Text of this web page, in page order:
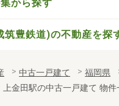
から探す
筑豊鉄道)の不動産を探
中古一戸建て 福岡県
上金田駅の中古一戸建て 物件